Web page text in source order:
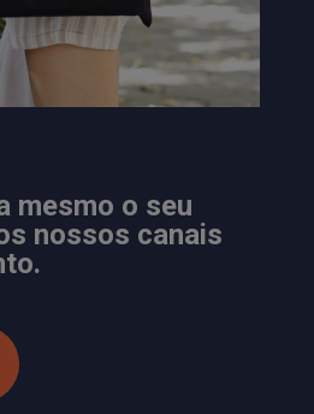
mesmo o seu
nossos canais